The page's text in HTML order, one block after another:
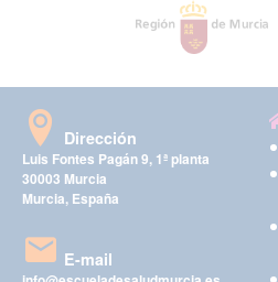
Dirección
Luis Fontes Pagán 9, 1ª planta
30003 Murcia
Murcia, España
E-mail